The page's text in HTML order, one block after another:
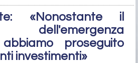
«Nonostante il
dell'emergenza
proseguito
investimenti»